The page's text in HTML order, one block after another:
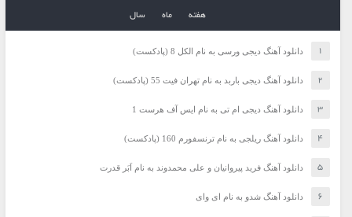
هفته ماه سال
دانلود آهنگ دیجی ورسی به نام الکل 8 (پادکست)
دانلود آهنگ دیجی باربد به نام تهران فیت 55 (پادکست)
دانلود آهنگ دیجی ام تی به نام ایس آف هرست 1
دانلود آهنگ ریلجی به نام ترنسفورم 160 (پادکست)
دانلود آهنگ فرید پیروانیان و علی محمدوند به نام اَبَر قدرت
دانلود آهنگ شدو به نام ای وای